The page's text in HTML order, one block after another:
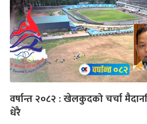
वर्षान्त २०८२ : खेलकुदको चर्चा
धेरै